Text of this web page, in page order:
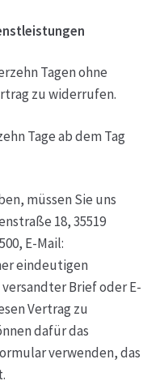
Tagen ohne
zu widerrufen.
Tage ab dem Tag
müssen Sie uns
18, 35519
E-Mail:
eindeutigen
Brief oder E-
Vertrag zu
dafür das
verwenden, das